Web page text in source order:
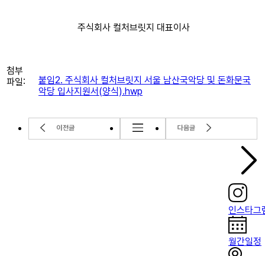
주식회사 컬처브릿지 대표이사
첨부
파일:
붙임2. 주식회사 컬처브릿지 서울 남산국악당 및 돈화문국
악당 입사지원서(양식).hwp
인스타그
월간일정